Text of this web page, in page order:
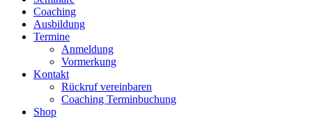
Coaching
Ausbildung
Termine
Anmeldung
Vormerkung
Kontakt
Rückruf vereinbaren
Coaching Terminbuchung
Shop